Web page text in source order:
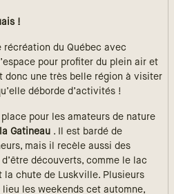
!
récréation du Québec avec
pour profiter du plein air et
donc une très belle région à visiter
déborde d’activités !
pour les amateurs de nature
Gatineau . Il est bardé de
mais il recèle aussi des
découverts, comme le lac
la chute de Luskville. Plusieurs
les weekends cet automne,